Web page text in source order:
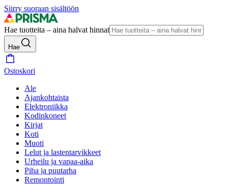
Siirry suoraan sisältöön
Hae tuotteita – aina halvat hinnat
Hae
Ostoskori
Ale
Ajankohtaista
Elektroniikka
Kodinkoneet
Kirjat
Koti
Muoti
Lelut ja lastentarvikkeet
Urheilu ja vapaa-aika
Piha ja puutarha
Remontointi